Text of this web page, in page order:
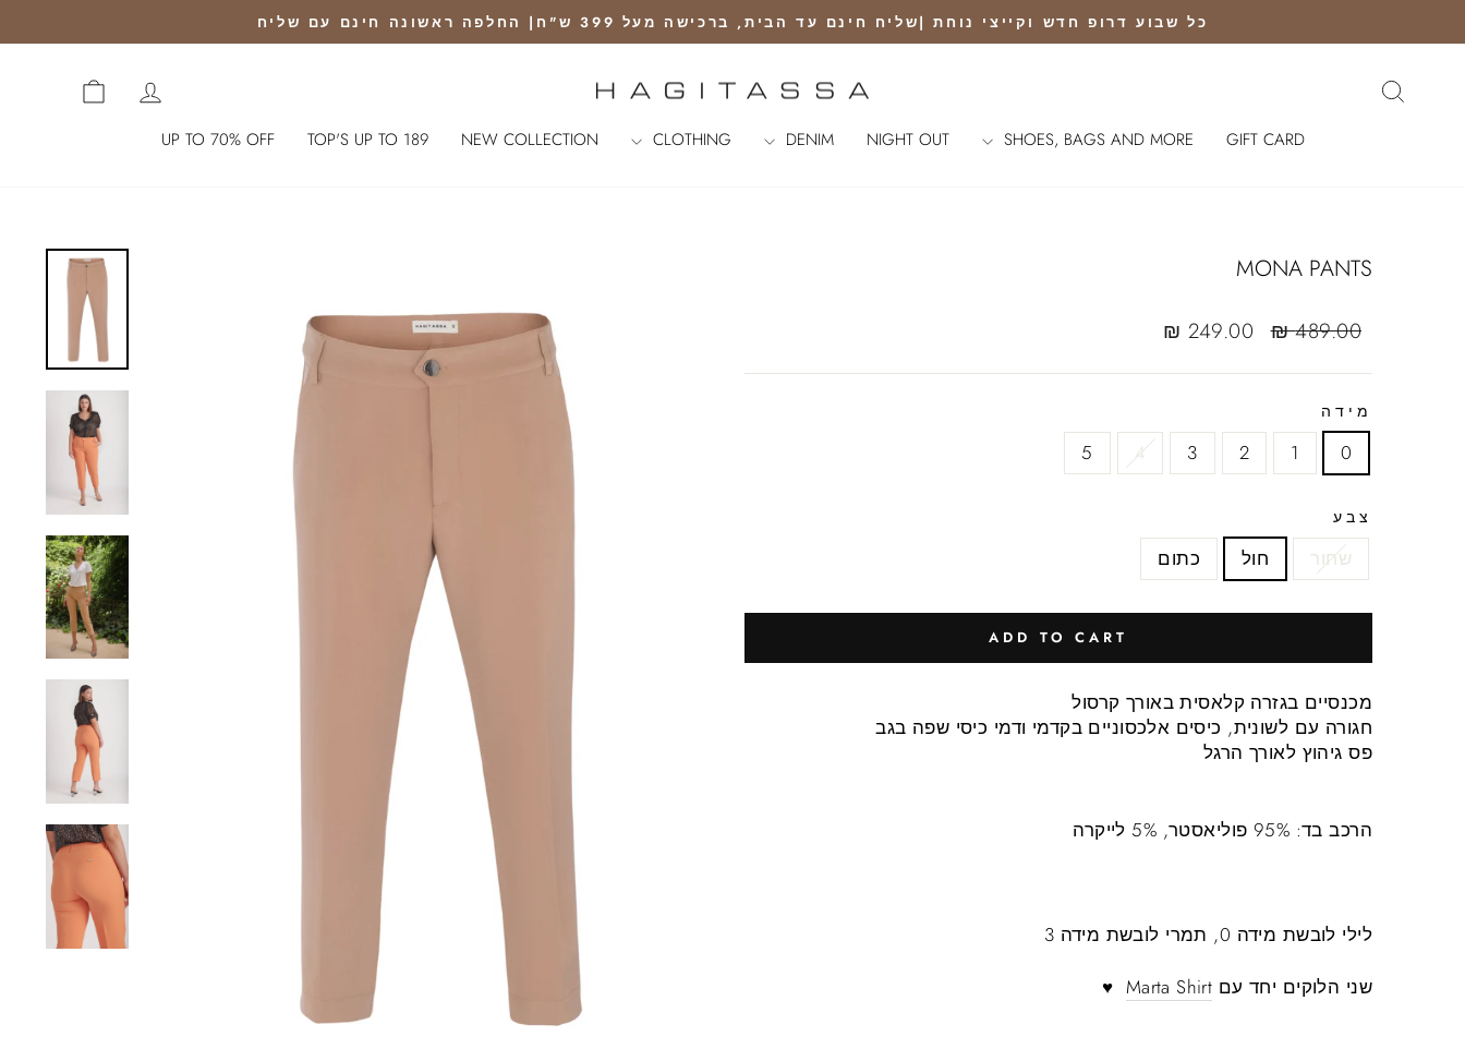
Pause
כל שבוע דרופ חדש וקייצי נוחת |שליח חינם עד הבית, ברכישה מעל 399 ש"ח| החלפה ראשונה חינם עם שליח
כניסה לחשבון
GIFT CARD
SHOES, BAGS AND MORE
NIGHT OUT
DENIM
CLOTHING
NEW COLLECTION
TOP'S UP TO 189
UP TO 70% OFF
MONA PANTS
Regular
489.00 ₪
Sale
249.00 ₪
מידה
0
1
2
3
4
5
צבע
שחור חול כתום
ADD TO CART
מכנסיים בגזרה קלאסית באורך קרסול
חגורה עם לשונית, כיסים אלכסוניים בקדמי ודמי כיסי שפה בגב
פס גיהוץ לאורך הרגל
הרכב בד: 95% פוליאסטר, 5% לייקרה
לילי לובשת מידה 0, תמרי לובשת מידה 3
שני הלוקים יחד עם Marta Shirt
♥